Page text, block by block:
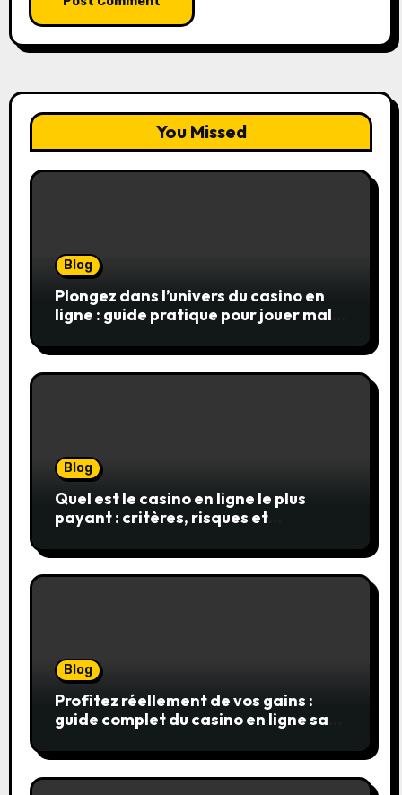
You Missed
Blog
Plongez dans l’univers du casino en
ligne : guide pratique pour jouer malin
Blog
Quel est le casino en ligne le plus
payant : critères, risques et
Blog
Profitez réellement de vos gains :
guide complet du casino en ligne sans